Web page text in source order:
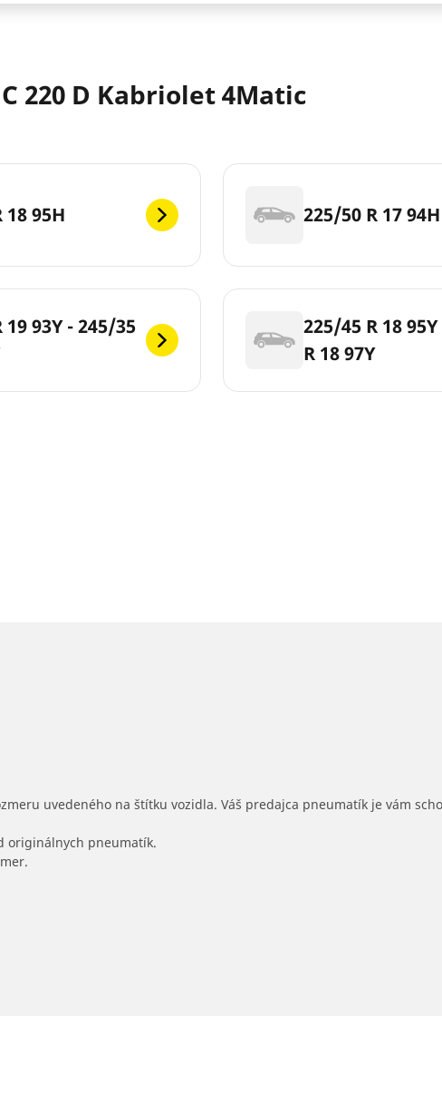
220 D Kabriolet 4Matic
18 95H 225/50 R 17 94H
19 93Y - 245/35
225/45 R 18
R 18 97Y
uvedeného na štítku vozidla. Váš predajca pneumatík je vám
originálnych pneumatík.